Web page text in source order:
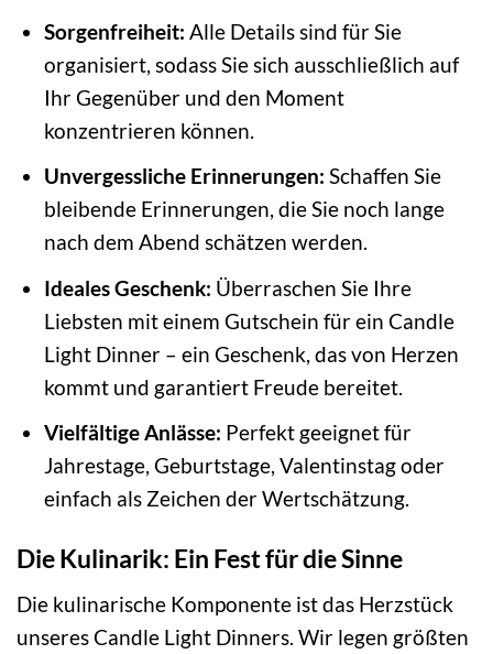
Sorgenfreiheit: Alle Details sind für Sie
organisiert, sodass Sie sich ausschließlich auf
Ihr Gegenüber und den Moment
konzentrieren können.
Unvergessliche Erinnerungen: Schaffen Sie
bleibende Erinnerungen, die Sie noch lange
nach dem Abend schätzen werden.
Ideales Geschenk: Überraschen Sie Ihre
Liebsten mit einem Gutschein für ein Candle
Light Dinner – ein Geschenk, das von Herzen
kommt und garantiert Freude bereitet.
Vielfältige Anlässe: Perfekt geeignet für
Jahrestage, Geburtstage, Valentinstag oder
einfach als Zeichen der Wertschätzung.
Die Kulinarik: Ein Fest für die Sinne
Die kulinarische Komponente ist das Herzstück
unseres Candle Light Dinners. Wir legen größten